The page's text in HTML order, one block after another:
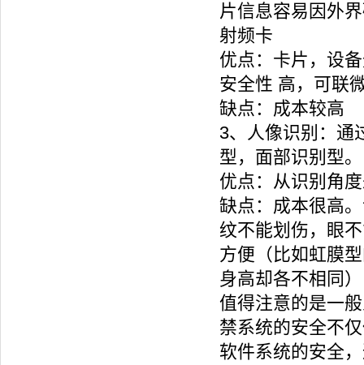
片信息容易因外
射频卡
优点：卡片，设
安全性 高，可联
缺点：成本较高
3、人像识别：通
型，面部识别型。
优点：从识别角
缺点：成本很高
纹不能划伤，眼
方便（比如虹膜
身高却各不相同）
值得注意的是一
禁系统的安全不
软件系统的安全